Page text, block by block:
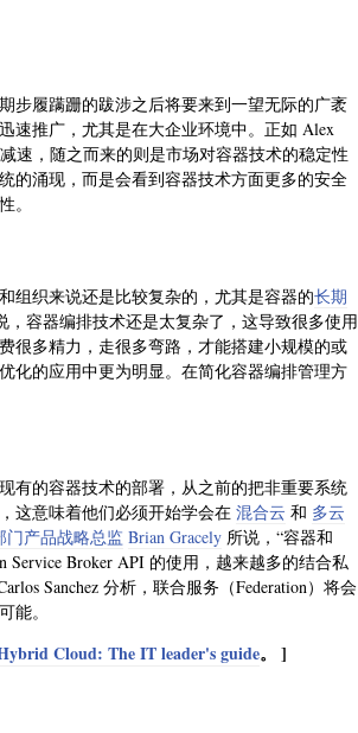
步履蹒跚的跋涉之后将要来到一望无际的广袤
速推广，尤其是在大企业环境中。正如 Alex
速，随之而来的则是市场对容器技术的稳定性
的涌现，而是会看到容器技术方面更多的安全
。
组织来说还是比较复杂的，尤其是容器的长期
，容器编排技术还是太复杂了，这导致很多使用
很多精力，走很多弯路，才能搭建小规模的或
化的应用中更为明显。在简化容器编排管理方
有的容器技术的部署，从之前的把非重要系统
这意味着他们必须开始学会在 混合云 和 多云
门产品战略总监 Brian Gracely 所说，“容器和
Broker API 的使用，越来越多的结合私
Sanchez 分析，联合服务（Federation）将会
能。
Cloud: The IT leader's guide。 ]